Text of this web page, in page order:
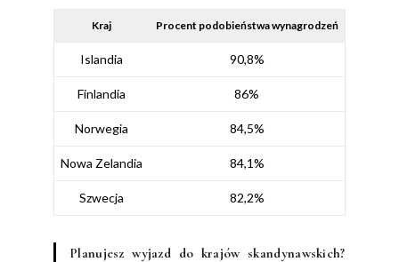
Kraj Procent podobieństwa wynagrodzeń
Islandia 90,8%
Finlandia 86%
Norwegia 84,5%
Nowa Zelandia 84,1%
Szwecja 82,2%
Planujesz wyjazd do krajów skandynawskich?